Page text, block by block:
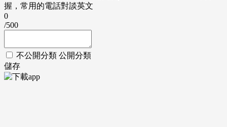
握，常用的電話對談英文
0
/500
不公開分類 公開分類
儲存